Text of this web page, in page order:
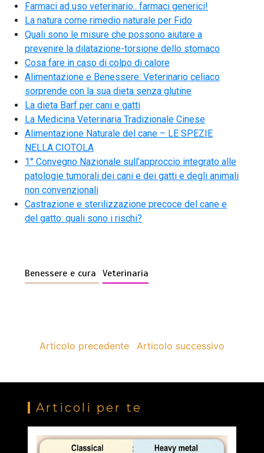
Farmaci ad uso veterinario.. farmaci generici!
La natura come rimedio naturale per Fido
Quali sono le misure che possono aiutare a
prevenire la dilatazione-torsione dello stomaco
Cosa fare in caso di colpo di calore
Alimentazione e Benessere: Veterinario celiaco
sorprende con la sua dieta senza glutine
La dieta Barf per cani e gatti
La Medicina Veterinaria Tradizionale Cinese
Alimentazione Naturale del cane – LE SPEZIE
NELLA CIOTOLA
1° Convegno Nazionale sull’approccio integrato alle
patologie tumorali dei cani e dei gatti e degli animali
non convenzionali
Castrazione e sterilizzazione precoce del cane e
del gatto: quali sono i rischi?
Benessere e cura Veterinaria
Articolo precedente Articolo successivo
Articoli per te